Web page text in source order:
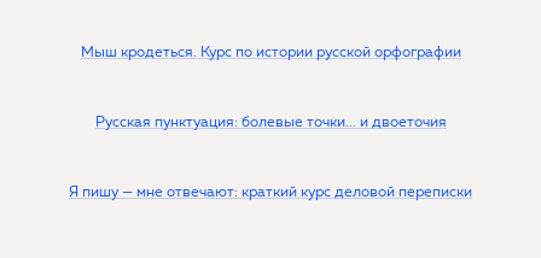
Мыш кродеться. Курс по истории русской орфографии
Русская пунктуация: болевые точки... и двоеточия
Я пишу — мне отвечают: краткий курс деловой переписки